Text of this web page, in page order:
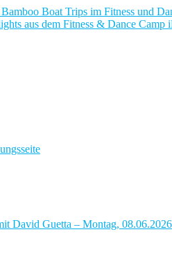
Boat Trips im Fitness und
aus dem Fitness & Dance Camp
David Guetta – Montag, 08.06.2026